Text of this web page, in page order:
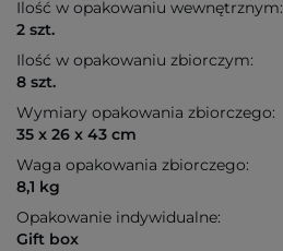
Ilość w opakowaniu wewnętrznym:
2 szt.
Ilość w opakowaniu zbiorczym:
8 szt.
Wymiary opakowania zbiorczego:
35 x 26 x 43 cm
Waga opakowania zbiorczego:
8,1 kg
Opakowanie indywidualne:
Gift box